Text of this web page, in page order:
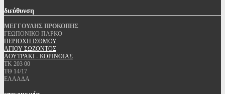
διεύθυνση
ΜΕΓΓΟΥΛΗΣ ΠΡΟΚΟΠΗΣ
ΓΕΩΠΟΝΙΚΟ ΠΑΡΚΟ
ΠΕΡΙΟΧΗ ΙΣΘΜΟΥ
ΑΓΙΟΥ ΣΩΖΟΝΤΟΣ
ΛΟΥΤΡΑΚΙ - ΚΟΡΙΝΘΙΑΣ
ΤΚ 203 00
ΤΘ 14/17
ΕΛΛΑΔΑ